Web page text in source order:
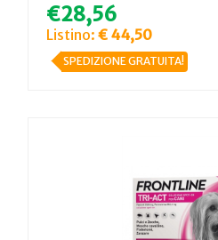
€28,56
Listino: € 44,50
SPEDIZIONE GRATUITA!